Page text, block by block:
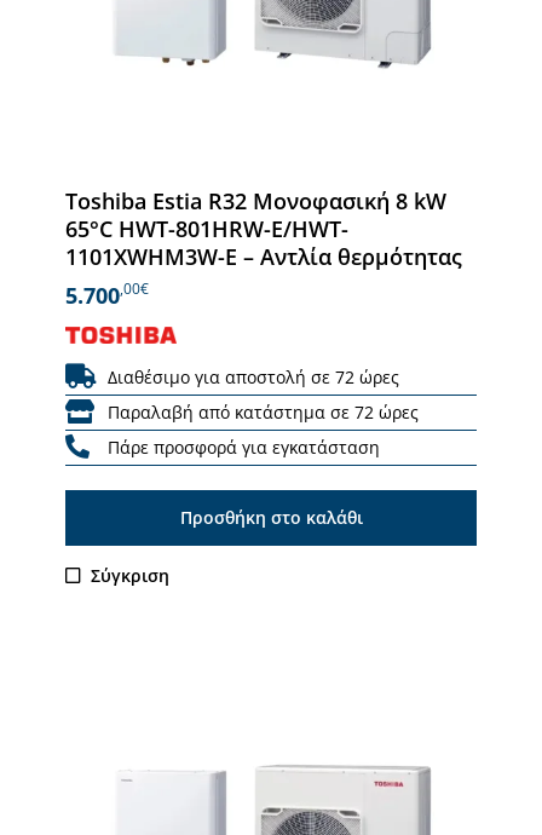
Toshiba Estia R32 Μονοφασική 8 kW
65°C HWT-801HRW-E/HWT-
1101XWHM3W-E – Αντλία θερμότητας
5.700,00€
Διαθέσιμο για αποστολή σε 72 ώρες
Παραλαβή από κατάστημα σε 72 ώρες
Πάρε προσφορά για εγκατάσταση
Προσθήκη στο καλάθι
Σύγκριση